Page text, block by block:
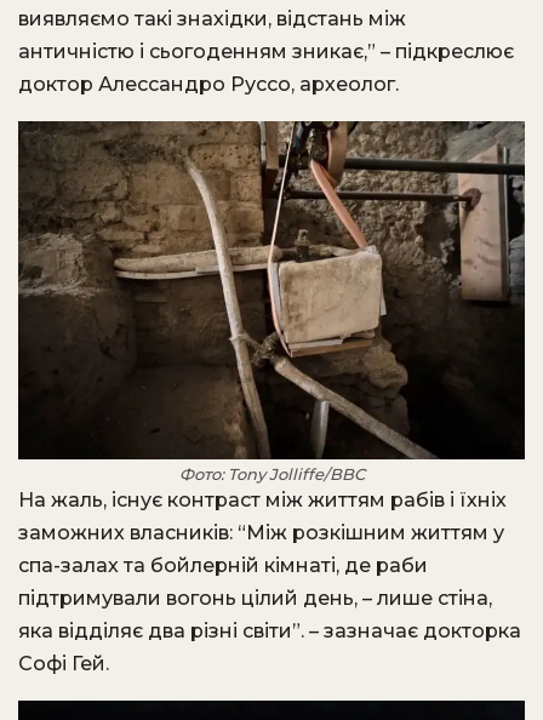
виявляємо такі знахідки, відстань між
античністю і сьогоденням зникає,” – підкреслює
доктор Алессандро Руссо, археолог.
Фото: Tony Jolliffe/BBC
На жаль, існує контраст між життям рабів і їхніх
заможних власників: “Між розкішним життям у
спа-залах та бойлерній кімнаті, де раби
підтримували вогонь цілий день, – лише стіна,
яка відділяє два різні світи”. – зазначає докторка
Софі Гей.